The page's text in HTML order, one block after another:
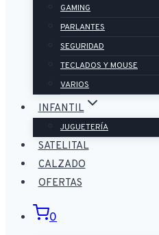
GAMING
PARLANTES
SEGURIDAD
TECLADOS Y MOUSE
VARIOS
INFANTIL
JUGUETERÍA
SATELITAL
CALZADO
OFERTAS
0